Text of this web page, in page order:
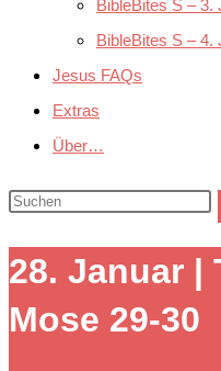
BibleBites S – 3.
BibleBites S – 4.
Jesus FAQs
Extras
Über…
Diese
durchsuchen
28. Januar |
Mose 29-30